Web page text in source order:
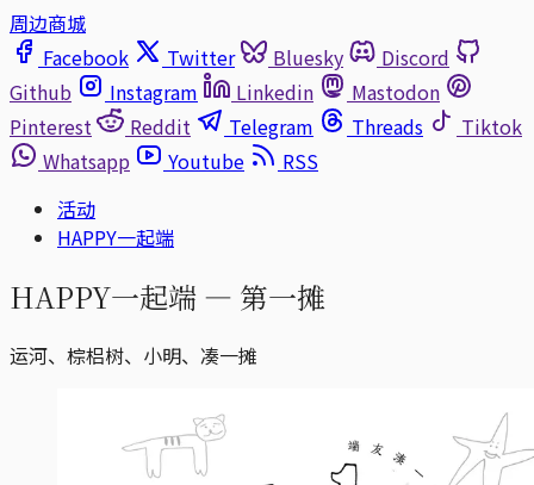
周边商城
Facebook
Twitter Bluesky
Discord
Github
Instagram Linkedin
Mastodon
Pinterest
Reddit Telegram Threads
Tiktok
Whatsapp
Youtube
RSS
活动
HAPPY一起端
HAPPY一起端 — 第一摊
运河、棕梠树、小明、凑一摊